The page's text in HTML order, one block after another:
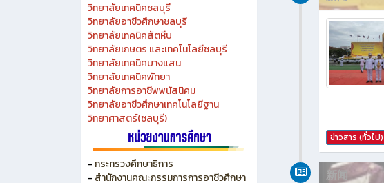
วิทยาลัยเทคนิคชลบุรี
วิทยาลัยอาชีวศึกษาชลบุรี
วิทยาลัยเทคนิคสัตหีบ
วิทยาลัยเกษตร และเทคโนโลยีชลบุรี
วิทยาลัยเทคนิคบางแสน
วิทยาลัยเทคนิคพัทยา
วิทยาลัยการอาชีพพนัสนิคม
วิทยาลัยอาชีวศึกษาเทคโนโลยีฐาน
วิทยาศาสตร์(ชลบุรี)
ข่าวสาร (ทั่วไป)
新闻